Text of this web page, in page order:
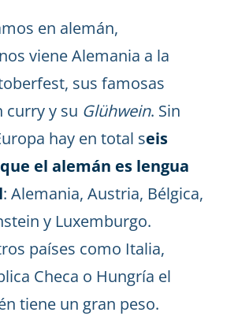
en alemán,
viene Alemania a la
sus famosas
curry y su Glühwein. Sin
hay en total seis
el alemán es lengua
: Alemania, Austria, Bélgica,
y Luxemburgo.
países como Italia,
Checa o Hungría el
tiene un gran peso.